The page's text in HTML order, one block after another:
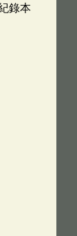
錄本